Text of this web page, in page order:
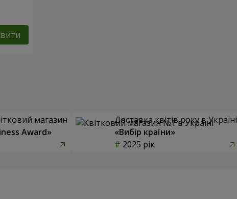
магазин
Award»
Доставка квітів року в Україні
«Вибір країни»
2025 рік